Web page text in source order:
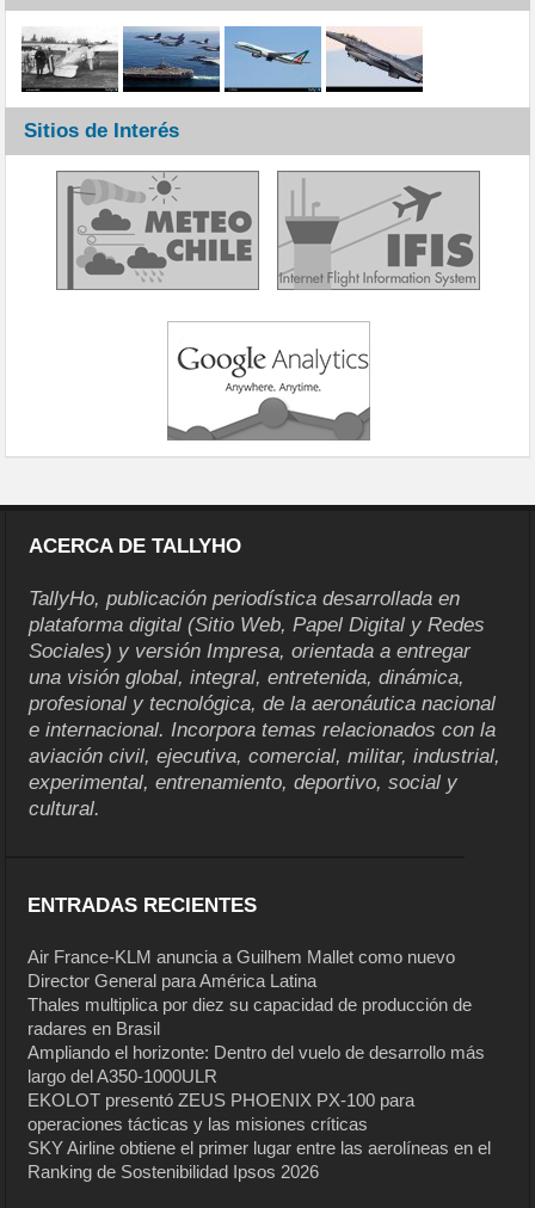
Sitios de Interés
ACERCA DE TALLYHO
TallyHo, publicación periodística desarrollada en
plataforma digital (Sitio Web, Papel Digital y Redes
Sociales) y versión Impresa, orientada a entregar
una visión global, integral, entretenida, dinámica,
profesional y tecnológica, de la aeronáutica nacional
e internacional. Incorpora temas relacionados con la
aviación civil, ejecutiva, comercial, militar, industrial,
experimental, entrenamiento, deportivo, social y
cultural.
ENTRADAS RECIENTES
Air France-KLM anuncia a Guilhem Mallet como nuevo
Director General para América Latina
Thales multiplica por diez su capacidad de producción de
radares en Brasil
Ampliando el horizonte: Dentro del vuelo de desarrollo más
largo del A350-1000ULR
EKOLOT presentó ZEUS PHOENIX PX-100 para
operaciones tácticas y las misiones críticas
SKY Airline obtiene el primer lugar entre las aerolíneas en el
Ranking de Sostenibilidad Ipsos 2026